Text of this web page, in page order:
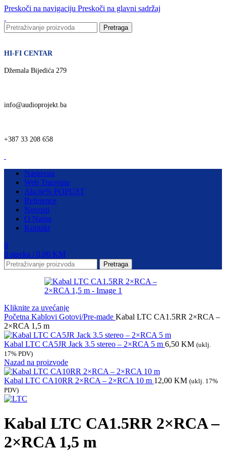
Preskoči na navigaciju Preskoči na glavni sadržaj
Pretraga
HI-FI CENTAR
Džemala Bijedića 279
info@audioprojekt.ba
+387 33 208 658
Naslovna
Web Trgovina
Akcije% POPUST
Reference
Novosti
O Nama
Kontakt
0
0 stavka / 0,00 KM
Pretraga
Kliknite za uvećanje
Početna Kablovi Gotovi/Pre-made Kabal LTC CA1.5RR 2×RCA –
2×RCA 1,5 m
Kabal LTC CA5JR Jack 3.5 stereo – 2×RCA 5 m 6,50 KM (uklj.
17% PDV)
Nazad na proizvode
Kabal LTC CA10RR 2×RCA – 2×RCA 10 m 12,00 KM (uklj. 17%
PDV)
Kabal LTC CA1.5RR 2×RCA –
2×RCA 1,5 m